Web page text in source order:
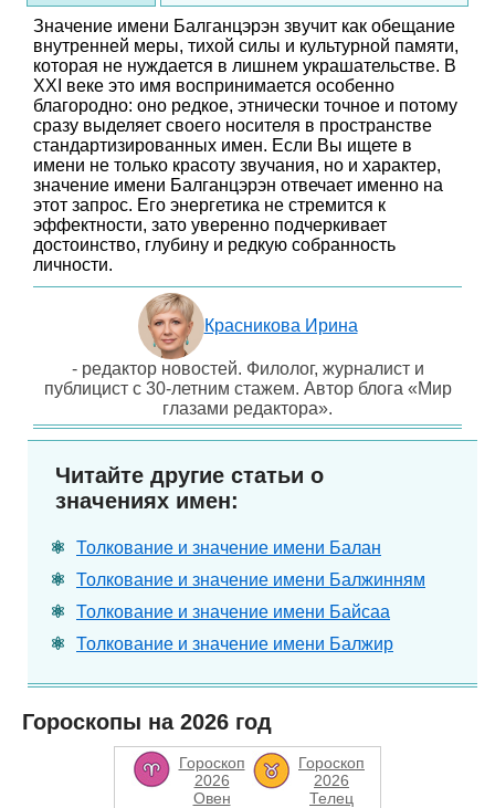
Значение имени Балганцэрэн звучит как обещание
внутренней меры, тихой силы и культурной памяти,
которая не нуждается в лишнем украшательстве. В
XXI веке это имя воспринимается особенно
благородно: оно редкое, этнически точное и потому
сразу выделяет своего носителя в пространстве
стандартизированных имен. Если Вы ищете в
имени не только красоту звучания, но и характер,
значение имени Балганцэрэн отвечает именно на
этот запрос. Его энергетика не стремится к
эффектности, зато уверенно подчеркивает
достоинство, глубину и редкую собранность
личности.
Красникова Ирина
- редактор новостей. Филолог, журналист и
публицист с 30-летним стажем. Автор блога «Мир
глазами редактора».
Читайте другие статьи о
значениях имен:
Толкование и значение имени Балан
Толкование и значение имени Балжинням
Толкование и значение имени Байсаа
Толкование и значение имени Балжир
Гороскопы на 2026 год
Гороскоп
2026
Овен
Гороскоп
2026
Телец